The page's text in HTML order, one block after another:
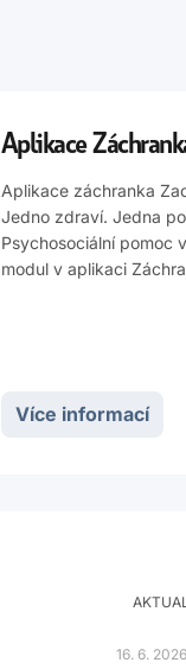
Aplikace
Aplikace záchranka
Jedno zdraví. Jedna
Psychosociální pomoc
modul v aplikaci
Více informací
16. 6. 2026